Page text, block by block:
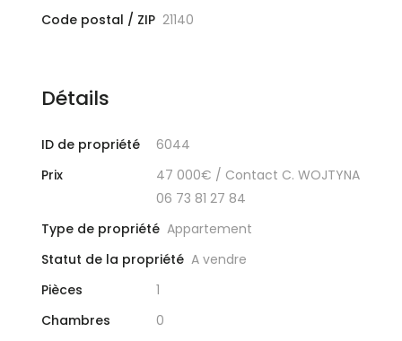
Code postal / ZIP 21140
Détails
ID de propriété
6044
Prix
47 000€ / Contact C. WOJTYNA
06 73 81 27 84
Type de propriété Appartement
Statut de la propriété A vendre
Pièces
1
Chambres
0